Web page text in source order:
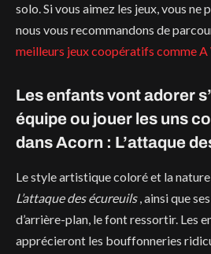
solo. Si vous aimez les jeux, vous ne
nous vous recommandons de
meilleurs jeux coopératifs comme
Les enfants vont adorer
équipe ou jouer les uns
dans Acorn : L’attaque
Le style artistique coloré et la
L’attaque des écureuils, ainsi que
d’arrière-plan, le font ressortir. Les
apprécieront les bouffonneries